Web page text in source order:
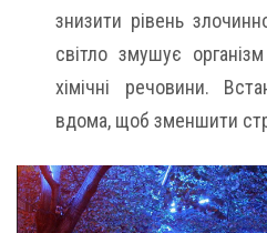
знизити рівень
світло змушує
хімічні речовини.
вдома, щоб зменшити